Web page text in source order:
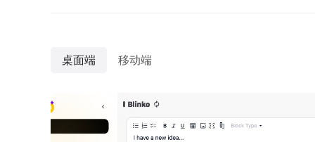
桌面端 移动端